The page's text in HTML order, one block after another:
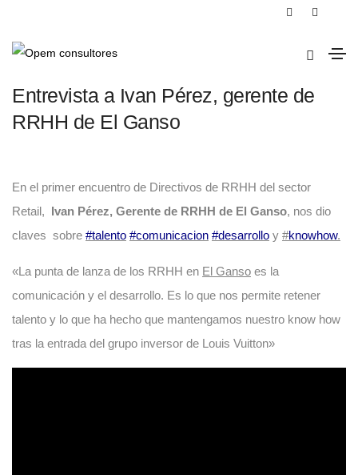
19 de junio de 2017
Entrevista a Ivan Pérez, gerente de
RRHH de El Ganso
En el primer encuentro de Directivos de RRHH del sector
Retail, Ivan Pérez, Gerente de RRHH de El Ganso, nos dio
claves sobre #talento #comunicacion #desarrollo y #knowhow.
«La punta de lanza de los RRHH en El Ganso es la
comunicación y el desarrollo. Es lo que nos permite retener
talento y lo que ha hecho que mantengamos nuestro know how
tras la entrada del grupo inversor de Louis Vuitton»